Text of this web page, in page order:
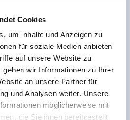
Cookies
um Inhalte und Anzeigen zu
für soziale Medien anbieten
auf unsere Website zu
geben wir Informationen zu Ihrer
an unsere Partner für
und Analysen weiter. Unsere
möglicherweise mit
die Sie ihnen bereitgestellt
zur Übersicht